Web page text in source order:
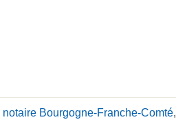
notaire Bourgogne-Franche-Comté,